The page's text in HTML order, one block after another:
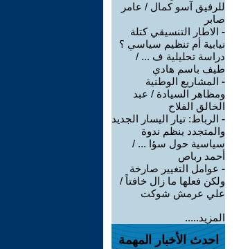
للرفيق آسو كمال / عامر
صابر
- الاطار التنسيقي كتلة
نيابية أم تنظيم سياسي ؟
دراسة تحليلية ف ... /
طيف باسم هادي
- المشاريع الوطنية
ومظاهر السيادة / عبد
الخالق الفلاح
- الرباط: تيار اليسار الجديد
والمتجدد ينظم ندوة
سياسية حول سؤا ... /
أحمد رباص
- عوامل التغيير صارخة
ولكن فعلها ما زال خافتاً /
علي عرمش شوكت
المزيد.....
احدث الأخبار المهمة